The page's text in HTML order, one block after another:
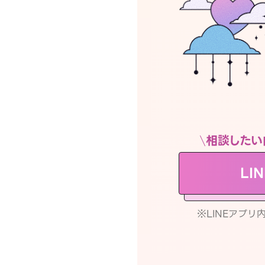
相談した
※LINEアプリ